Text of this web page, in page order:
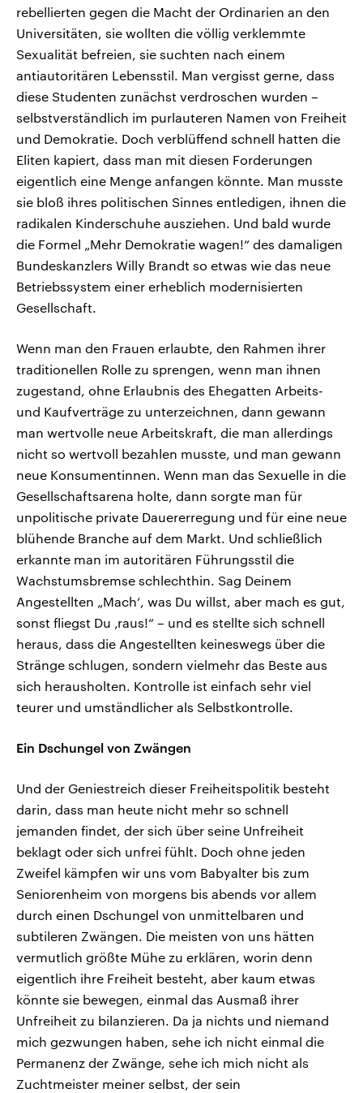
rebellierten gegen die Macht der Ordinarien an den
Universitäten, sie wollten die völlig verklemmte
Sexualität befreien, sie suchten nach einem
antiautoritären Lebensstil. Man vergisst gerne, dass
diese Studenten zunächst verdroschen wurden –
selbstverständlich im purlauteren Namen von Freiheit
und Demokratie. Doch verblüffend schnell hatten die
Eliten kapiert, dass man mit diesen Forderungen
eigentlich eine Menge anfangen könnte. Man musste
sie bloß ihres politischen Sinnes entledigen, ihnen die
radikalen Kinderschuhe ausziehen. Und bald wurde
die Formel „Mehr Demokratie wagen!“ des damaligen
Bundeskanzlers Willy Brandt so etwas wie das neue
Betriebssystem einer erheblich modernisierten
Gesellschaft.
Wenn man den Frauen erlaubte, den Rahmen ihrer
traditionellen Rolle zu sprengen, wenn man ihnen
zugestand, ohne Erlaubnis des Ehegatten Arbeits-
und Kaufverträge zu unterzeichnen, dann gewann
man wertvolle neue Arbeitskraft, die man allerdings
nicht so wertvoll bezahlen musste, und man gewann
neue Konsumentinnen. Wenn man das Sexuelle in die
Gesellschaftsarena holte, dann sorgte man für
unpolitische private Dauererregung und für eine neue
blühende Branche auf dem Markt. Und schließlich
erkannte man im autoritären Führungsstil die
Wachstumsbremse schlechthin. Sag Deinem
Angestellten „Mach‘, was Du willst, aber mach es gut,
sonst fliegst Du ‚raus!“ – und es stellte sich schnell
heraus, dass die Angestellten keineswegs über die
Stränge schlugen, sondern vielmehr das Beste aus
sich herausholten. Kontrolle ist einfach sehr viel
teurer und umständlicher als Selbstkontrolle.
Ein Dschungel von Zwängen
Und der Geniestreich dieser Freiheitspolitik besteht
darin, dass man heute nicht mehr so schnell
jemanden findet, der sich über seine Unfreiheit
beklagt oder sich unfrei fühlt. Doch ohne jeden
Zweifel kämpfen wir uns vom Babyalter bis zum
Seniorenheim von morgens bis abends vor allem
durch einen Dschungel von unmittelbaren und
subtileren Zwängen. Die meisten von uns hätten
vermutlich größte Mühe zu erklären, worin denn
eigentlich ihre Freiheit besteht, aber kaum etwas
könnte sie bewegen, einmal das Ausmaß ihrer
Unfreiheit zu bilanzieren. Da ja nichts und niemand
mich gezwungen haben, sehe ich nicht einmal die
Permanenz der Zwänge, sehe ich mich nicht als
Zuchtmeister meiner selbst, der sein